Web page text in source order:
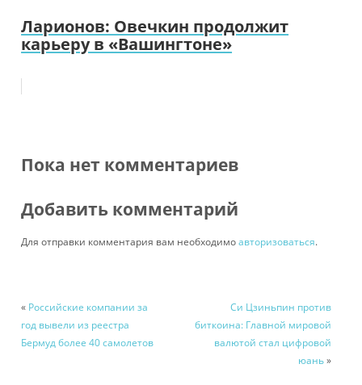
Ларионов: Овечкин продолжит
карьеру в «Вашингтоне»
Пока нет комментариев
Добавить комментарий
Для отправки комментария вам необходимоавторизоваться.
« Российские компании за
год вывели из реестра
Бермуд более 40 самолетов
Си Цзиньпин против
биткоина: Главной мировой
валютой стал цифровой
юань»